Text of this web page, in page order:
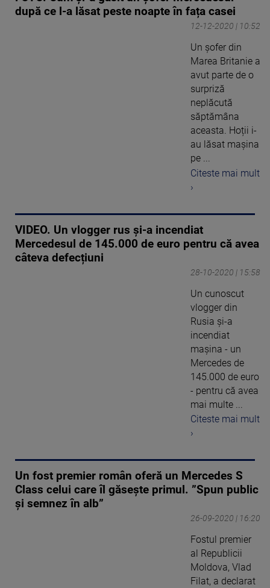
după ce l-a lăsat peste noapte în fața casei
12-12-2020 | 10:52
Un șofer din
Marea Britanie a
avut parte de o
surpriză
neplăcută
săptămâna
aceasta. Hoții i-
au lăsat mașina
pe ...
Citeste mai mult
›
VIDEO. Un vlogger rus și-a incendiat
Mercedesul de 145.000 de euro pentru că avea
câteva defecțiuni
28-10-2020 | 15:58
Un cunoscut
vlogger din
Rusia și-a
incendiat
mașina - un
Mercedes de
145.000 de euro
- pentru că avea
mai multe ...
Citeste mai mult
›
Un fost premier român oferă un Mercedes S
Class celui care îl găsește primul. ”Spun public
și semnez în alb”
26-09-2020 | 16:20
Fostul premier
al Republicii
Moldova, Vlad
Filat, a declarat